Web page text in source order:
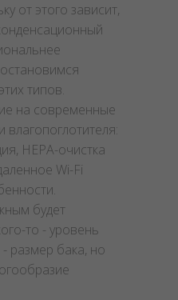
от этого зависит,
типов.
на современные
HEPA-очистка
Wi-Fi
будет
то - уровень
размер бака, но